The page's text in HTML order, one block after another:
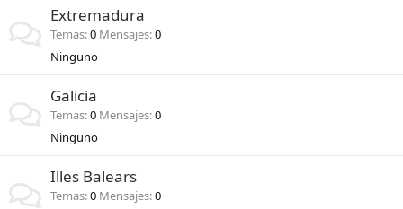
Extremadura
Temas 0 Mensajes 0
Ninguno
Galicia
Temas 0 Mensajes 0
Ninguno
Illes Balears
Temas 0 Mensajes 0